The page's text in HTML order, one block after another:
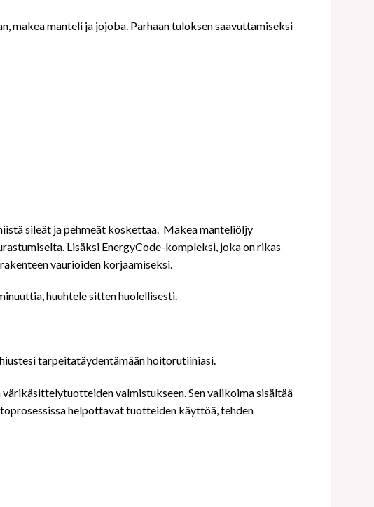
makea manteli ja jojoba. Parhaan tuloksen saavuttamiseksi
sileät ja pehmeät koskettaa. Makea manteliöljy
Lisäksi EnergyCode-kompleksi, joka on rikas
vaurioiden korjaamiseksi.
huuhtele sitten huolellisesti.
tarpeitatäydentämään hoitorutiiniasi.
valmistukseen. Sen valikoima sisältää
helpottavat tuotteiden käyttöä, tehden